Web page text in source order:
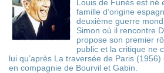
Louis de Funès est né
famille d’origine
deuxième guerre
Simon où il rencontre
propose son premier
public et la critique ne
lui qu’après La traversée de Paris
en compagnie de Bourvil et Gabin.